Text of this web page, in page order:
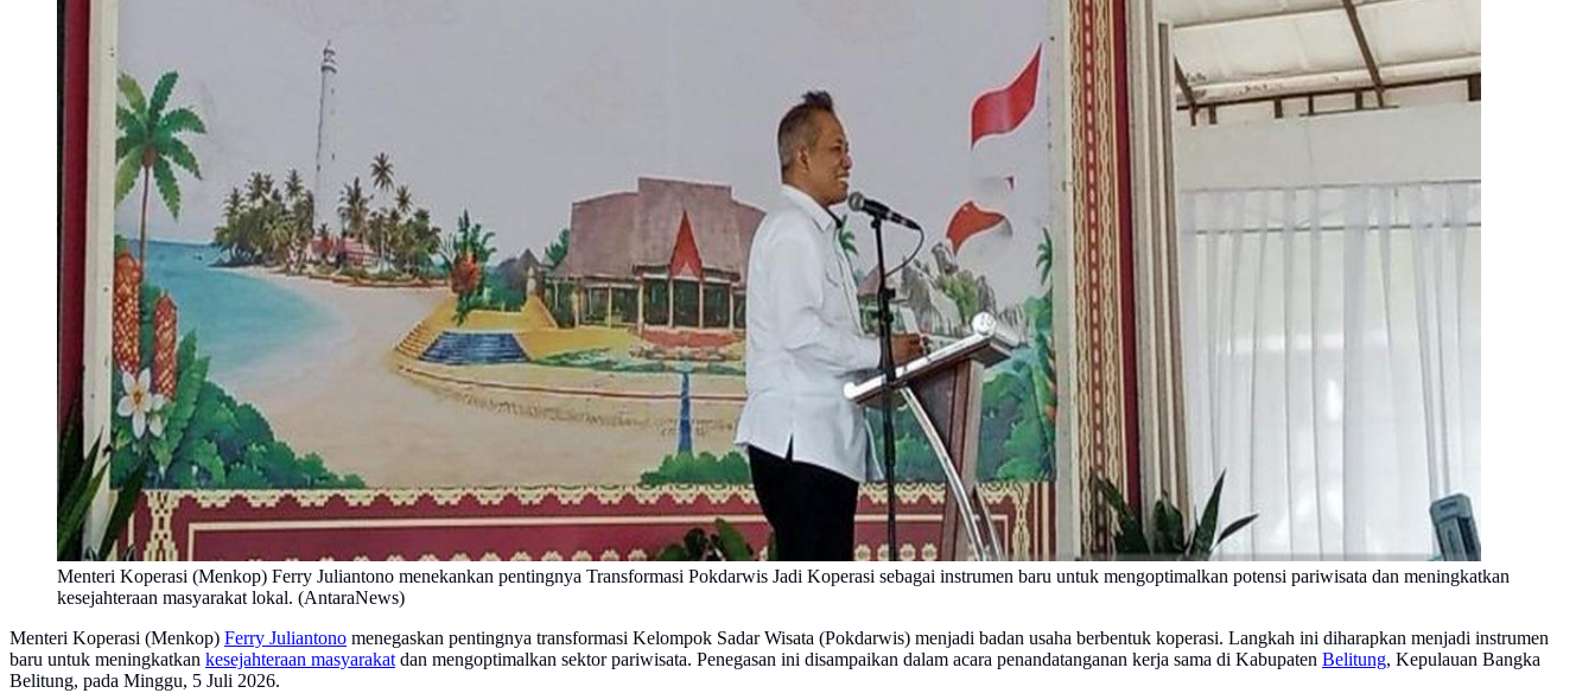
Menteri Koperasi (Menkop) Ferry Juliantono menekankan pentingnya Transformasi Pokdarwis Jadi Koperasi sebagai instrumen baru untuk mengoptimalkan potensi pariwisata dan meningkatkan
kesejahteraan masyarakat lokal. (AntaraNews)
Menteri Koperasi (Menkop) Ferry Juliantono menegaskan pentingnya transformasi Kelompok Sadar Wisata (Pokdarwis) menjadi badan usaha berbentuk koperasi. Langkah ini diharapkan menjadi instrumen
baru untuk meningkatkan kesejahteraan masyarakat dan mengoptimalkan sektor pariwisata. Penegasan ini disampaikan dalam acara penandatanganan kerja sama di Kabupaten Belitung, Kepulauan Bangka
Belitung, pada Minggu, 5 Juli 2026.